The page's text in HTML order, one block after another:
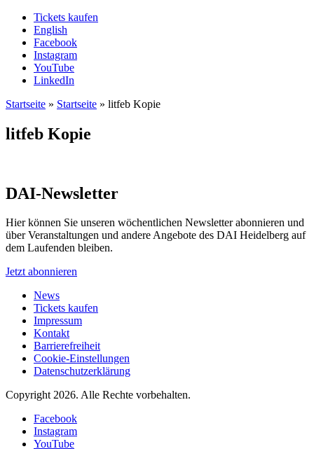
Tickets kaufen
English
Facebook
Instagram
YouTube
LinkedIn
Startseite » Startseite » litfeb Kopie
litfeb Kopie
DAI-Newsletter
Hier können Sie unseren wöchentlichen Newsletter abonnieren und
über Veranstaltungen und andere Angebote des DAI Heidelberg auf
dem Laufenden bleiben.
Jetzt abonnieren
News
Tickets kaufen
Impressum
Kontakt
Barrierefreiheit
Cookie-Einstellungen
Datenschutzerklärung
Copyright 2026. Alle Rechte vorbehalten.
Facebook
Instagram
YouTube